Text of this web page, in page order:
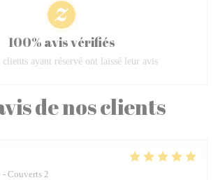
de nos clients
- Couverts 2
100% avis vérifiés
clients ayant réservé ont laissé leur avis